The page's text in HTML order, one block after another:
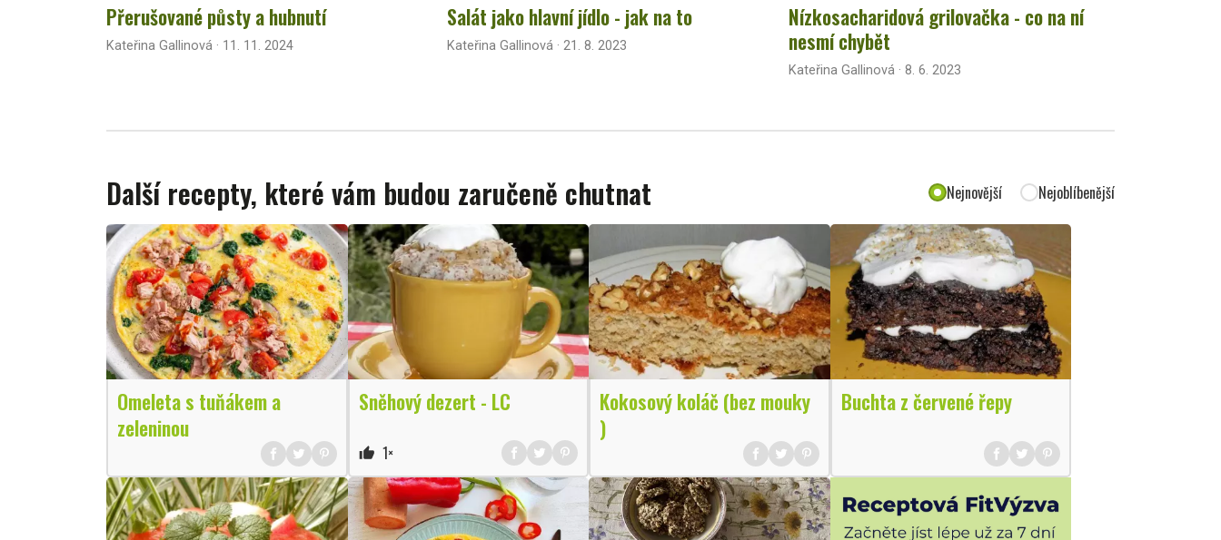
Přerušované půsty a hubnutí
Kateřina Gallinová · 11. 11. 2024
Salát jako hlavní jídlo - jak na to
Kateřina Gallinová · 21. 8. 2023
Nízkosacharidová grilovačka - co na ní
nesmí chybět
Kateřina Gallinová · 8. 6. 2023
Další recepty, které vám budou zaručeně chutnat Nejnovější Nejoblíbenější
Omeleta s tuňákem a
zeleninou
Sněhový dezert - LC
thumb_up 1×
Kokosový koláč (bez mouky
)
Buchta z červené řepy